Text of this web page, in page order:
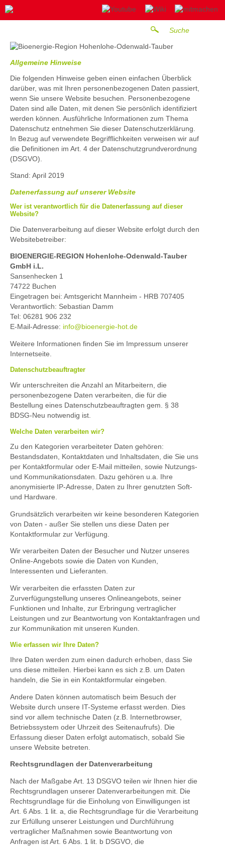
Allgemeine Hinweise
Die folgenden Hinweise geben einen einfachen Überblick
darüber, was mit Ihren personenbezogenen Daten passiert,
wenn Sie unsere Website besuchen. Personenbezogene
Daten sind alle Daten, mit denen Sie persönlich identifiziert
werden können. Ausführliche Informationen zum Thema
Datenschutz entnehmen Sie dieser Datenschutzerklärung.
In Bezug auf verwendete Begrifflichkeiten verweisen wir auf
die Definitionen im Art. 4 der Datenschutzgrundverordnung
(DSGVO).
Stand: April 2019
Datenerfassung auf unserer Website
Wer ist verantwortlich für die Datenerfassung auf dieser
Website?
Die Datenverarbeitung auf dieser Website erfolgt durch den
Websitebetreiber:
BIOENERGIE-REGION Hohenlohe-Odenwald-Tauber
GmbH i.L.
Sansenhecken 1
74722 Buchen
Eingetragen bei: Amtsgericht Mannheim - HRB 707405
Verantwortlich: Sebastian Damm
Tel: 06281 906 232
E-Mail-Adresse: info@bioenergie-hot.de
Weitere Informationen finden Sie im Impressum unserer
Internetseite.
Datenschutzbeauftragter
Wir unterschreiten die Anzahl an Mitarbeitern, die
personenbezogene Daten verarbeiten, die für die
Bestellung eines Datenschutzbeauftragten gem. § 38
BDSG-Neu notwendig ist.
Welche Daten verarbeiten wir?
Zu den Kategorien verarbeiteter Daten gehören:
Bestandsdaten, Kontaktdaten und Inhaltsdaten, die Sie uns
per Kontaktformular oder E-Mail mitteilen, sowie Nutzungs-
und Kommunikationsdaten. Dazu gehören u.a. Ihre
anonymisierte IP-Adresse, Daten zu Ihrer genutzten Soft-
und Hardware.
Grundsätzlich verarbeiten wir keine besonderen Kategorien
von Daten - außer Sie stellen uns diese Daten per
Kontaktformular zur Verfügung.
Wir verarbeiten Daten der Besucher und Nutzer unseres
Online-Angebots sowie die Daten von Kunden,
Interessenten und Lieferanten.
Wir verarbeiten die erfassten Daten zur
Zurverfügungstellung unseres Onlineangebots, seiner
Funktionen und Inhalte, zur Erbringung vertraglicher
Leistungen und zur Beantwortung von Kontaktanfragen und
zur Kommunikation mit unseren Kunden.
Wie erfassen wir Ihre Daten?
Ihre Daten werden zum einen dadurch erhoben, dass Sie
uns diese mitteilen. Hierbei kann es sich z.B. um Daten
handeln, die Sie in ein Kontaktformular eingeben.
Andere Daten können automatisch beim Besuch der
Website durch unsere IT-Systeme erfasst werden. Dies
sind vor allem technische Daten (z.B. Internetbrowser,
Betriebssystem oder Uhrzeit des Seitenaufrufs). Die
Erfassung dieser Daten erfolgt automatisch, sobald Sie
unsere Website betreten.
Rechtsgrundlagen der Datenverarbeitung
Nach der Maßgabe Art. 13 DSGVO teilen wir Ihnen hier die
Rechtsgrundlagen unserer Datenverarbeitungen mit. Die
Rechtsgrundlage für die Einholung von Einwilligungen ist
Art. 6 Abs. 1 lit. a, die Rechtsgrundlage für die Verarbeitung
zur Erfüllung unserer Leistungen und Durchführung
vertraglicher Maßnahmen sowie Beantwortung von
Anfragen ist Art. 6 Abs. 1 lit. b DSGVO, die